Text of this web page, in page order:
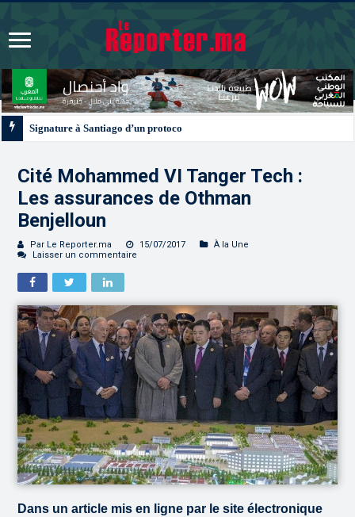
Cité Mohammed VI Tanger Tech :
Les assurances de Othman
Benjelloun
Par Le Reporter.ma 15/07/2017
À la Une
Laisser un commentaire
Dans un article mis en ligne par le site électronique